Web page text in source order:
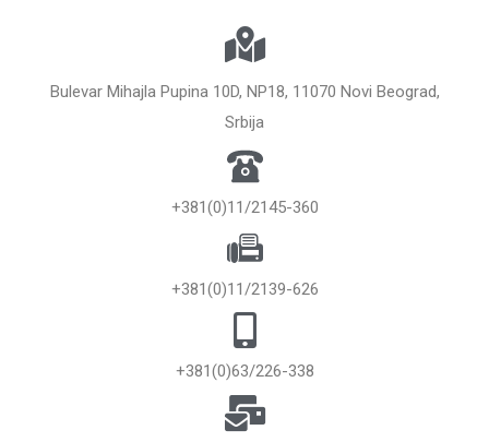
Bulevar Mihajla Pupina 10D, NP18, 11070 Novi Beograd,
Srbija
+381(0)11/2145-360
+381(0)11/2139-626
+381(0)63/226-338